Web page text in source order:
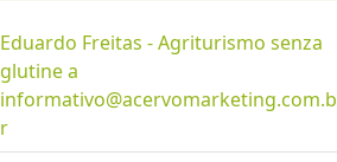
Eduardo Freitas - Agriturismo senza
glutine a
informativo@acervomarketing.com.b
r